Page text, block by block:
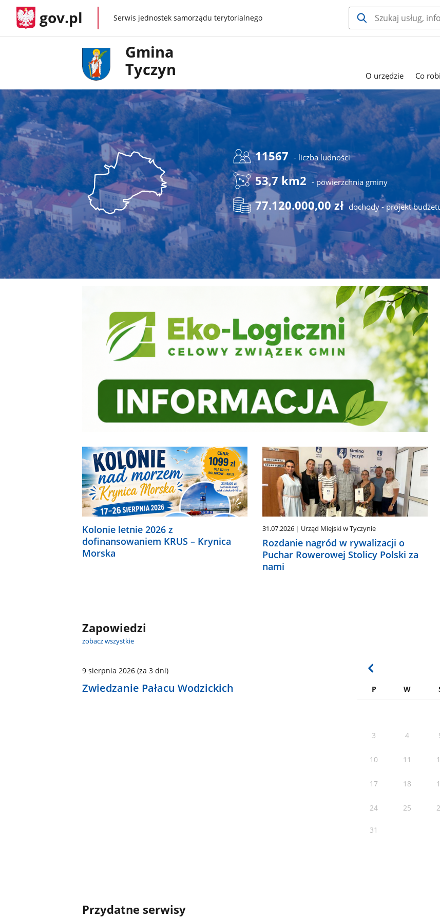
gov.pl gov.plSerwis jednostek samorządu terytorialnego
Gmina
Tyczyn
O urzędzie Co
11567 - liczba ludności
53,7 km2 - powierzchnia gminy
77.120.000,00 zł dochody - projekt
Kolonie letnie 2026 z
dofinansowaniem KRUS – Krynica
Morska
31.07.2026 Urząd Miejski w Tyczynie
Rozdanie nagród w rywalizacji o
Puchar Rowerowej Stolicy Polski za
nami
Zapowiedzi
zobacz wszystkie
P W
3 4
10 11
17 18
24 25
31
9 sierpnia 2026(za 3 dni)
Zwiedzanie Pałacu Wodzickich
Przydatne serwisy